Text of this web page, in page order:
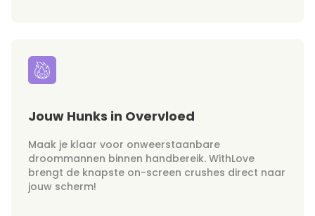
Jouw Hunks in Overvloed
Maak je klaar voor onweerstaanbare
droommannen binnen handbereik. WithLove
brengt de knapste on-screen crushes direct naar
jouw scherm!